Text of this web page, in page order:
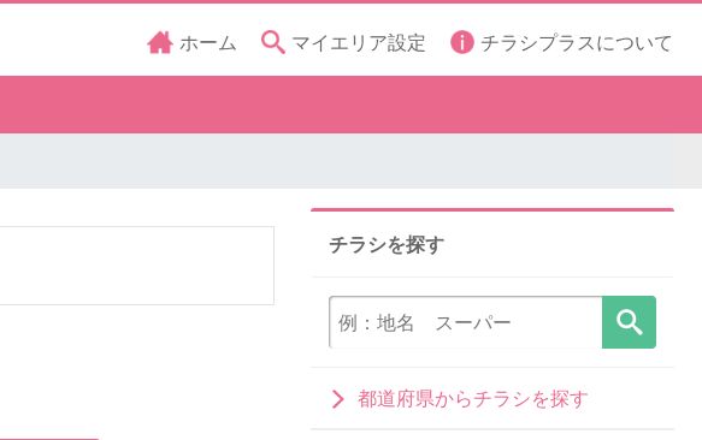
ホーム マイエリア設定 チラシプラスについて
チラシを探す
都道府県からチラシを探す